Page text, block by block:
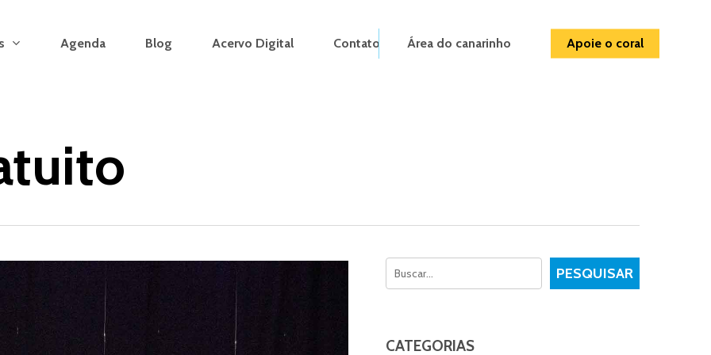
Agenda Blog Acervo Digital Contato Área do canarinho Apoie o coral
Pesquisar PESQUISAR
CATEGORIAS